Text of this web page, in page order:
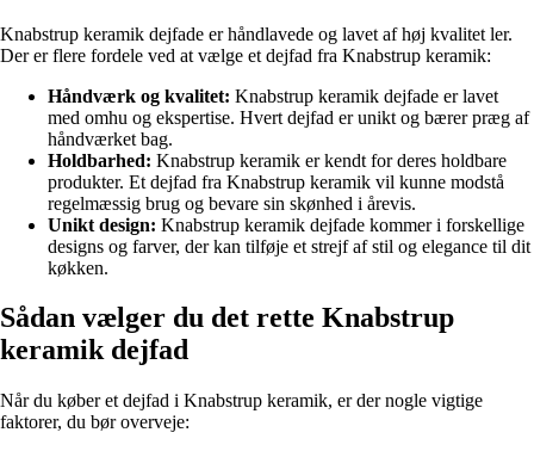
Knabstrup keramik dejfade er håndlavede og lavet af høj kvalitet ler.
Der er flere fordele ved at vælge et dejfad fra Knabstrup keramik:
Håndværk og kvalitet: Knabstrup keramik dejfade er lavet
med omhu og ekspertise. Hvert dejfad er unikt og bærer præg af
håndværket bag.
Holdbarhed: Knabstrup keramik er kendt for deres holdbare
produkter. Et dejfad fra Knabstrup keramik vil kunne modstå
regelmæssig brug og bevare sin skønhed i årevis.
Unikt design: Knabstrup keramik dejfade kommer i forskellige
designs og farver, der kan tilføje et strejf af stil og elegance til dit
køkken.
Sådan vælger du det rette Knabstrup
keramik dejfad
Når du køber et dejfad i Knabstrup keramik, er der nogle vigtige
faktorer, du bør overveje: